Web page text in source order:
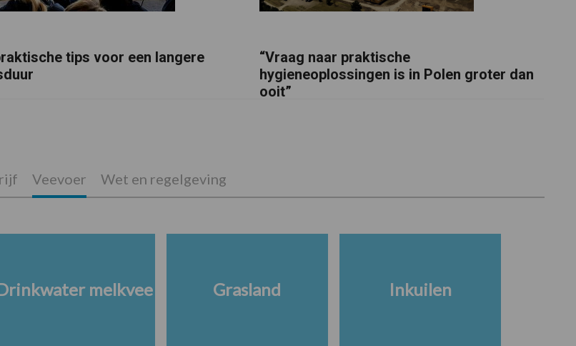
tips voor een langere
“Vraag naar praktische
hygieneoplossingen is in Polen groter dan
ooit”
Veevoer Wet en regelgeving
melkvee Grasland Inkuilen